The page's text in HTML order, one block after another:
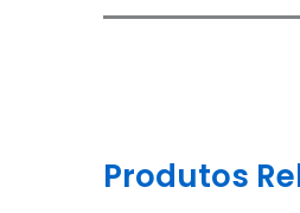
Produtos